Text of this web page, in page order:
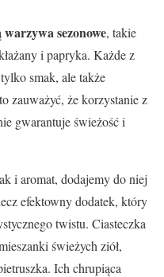
warzywa sezonowe, takie
i papryka. Każde z
smak, ale także
zauważyć, że korzystanie z
gwarantuje świeżość i
i aromat, dodajemy do niej
efektowny dodatek, który
twistu. Ciasteczka
świeżych ziół,
Ich chrupiąca